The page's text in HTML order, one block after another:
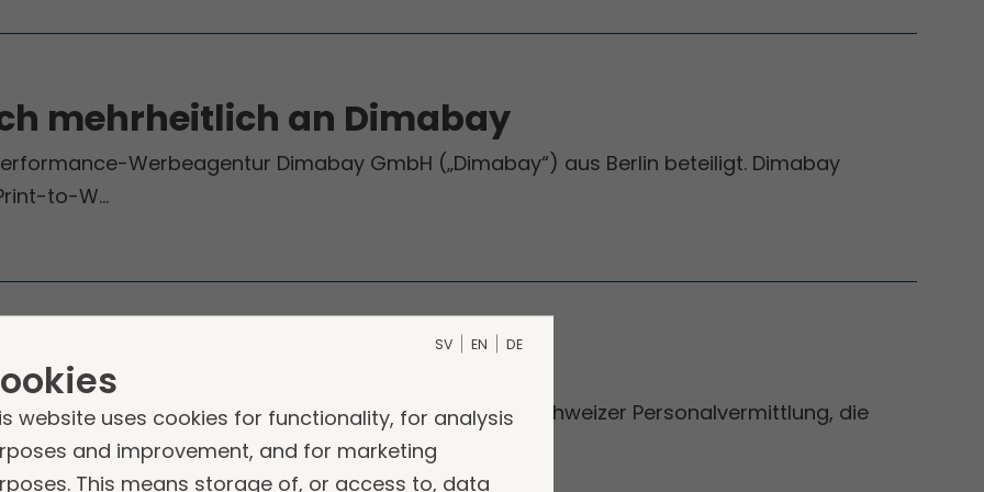
mehrheitlich an Dimabay
Werbeagentur Dimabay GmbH („Dimabay“) aus Berlin beteiligt. Dimabay
to-W…
Personal
der Vokus Personal AG erworben, einer führenden Schweizer Personalvermittlung, die
SV EN DE
website uses cookies for functionality, for analysis
and improvement, and for marketing
This means storage of, or access to, data